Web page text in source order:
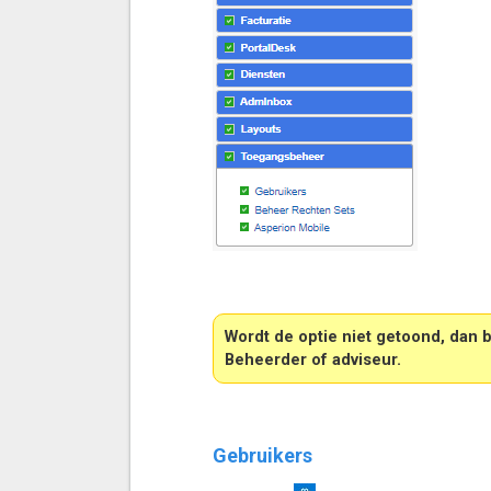
Wordt de optie niet getoond, dan
Beheerder of adviseur.
Gebruikers